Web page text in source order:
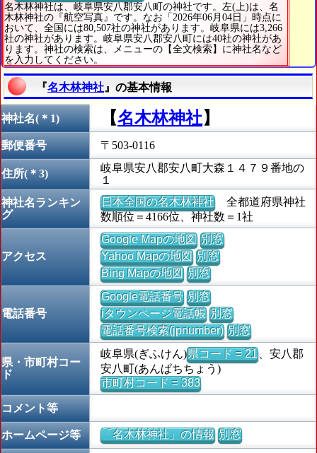
名木林神社は、岐阜県安八郡安八町の神社です。左(上)は、名
木林神社の『航空写真』です。なお「2026年06月04日」時点に
おいて、全国には80,507社の神社があります。岐阜県には3,266
社の神社があります。岐阜県安八郡安八町には40社の神社があ
ります。神社の検索は、メニューの【全文検索】に神社名など
を入力してください。
『名木林神社 』の基本情報
神社名(＊1) 【名木林神社】
郵便番号 〒503-0116
住所(＊3)
岐阜県安八郡安八町大森１４７９番地の
１
神社名ランキン
グ
日本全国の名木林神社全都道府県神社
数順位＝4166位、神社数＝1社
アクセス
Google Mapの地図 別窓
Yahoo Mapの地図 別窓
Bing Mapの地図 別窓
電話番号
Google電話番号 別窓
iタウンページ電話帳 別窓
電話番号検索(jpnumber) 別窓
県・市町村コー
ド
岐阜県(ぎふけん)県コード = 21、安八郡
安八町(あんぱちちょう)
市町村コード = 383
コメント等
ホームページ等 「名木林神社」の情報 別窓